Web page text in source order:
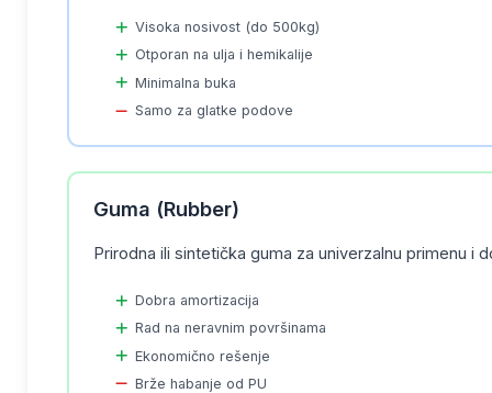
Visoka nosivost (do 500kg)
Otporan na ulja i hemikalije
Minimalna buka
Samo za glatke podove
Guma (Rubber)
Prirodna ili sintetička guma za univerzalnu primenu i
Dobra amortizacija
Rad na neravnim površinama
Ekonomično rešenje
Brže habanje od PU